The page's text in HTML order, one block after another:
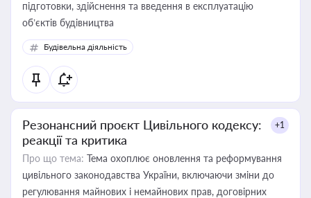
підготовки, здійснення та введення в експлуатацію
об’єктів будівництва
Будівельна діяльність
Резонансний проєкт Цивільного кодексу:
реакції та критика
+1
Про що тема: Тема охоплює оновлення та реформування
цивільного законодавства України, включаючи зміни до
регулювання майнових і немайнових прав, договірних